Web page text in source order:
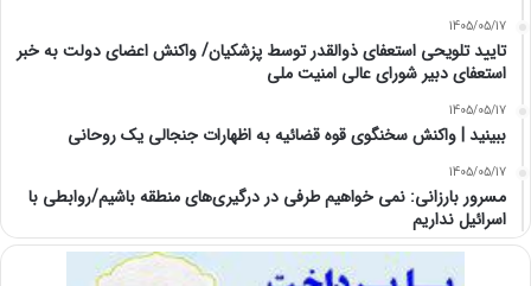
1405/05/17
تایید تلویحی استعفای ذوالقدر توسط پزشکیان/ واکنش اعضای دولت به خبر
استعفای دبیر شورای عالی امنیت ملی
1405/05/17
ببینید | واکنش سخنگوی قوه قضائیه به اظهارات جنجالی یک روحانی
1405/05/17
مسرور بارزانی: نمی خواهیم طرفی در درگیری‌های منطقه باشیم/روابطی با
اسرائیل نداریم